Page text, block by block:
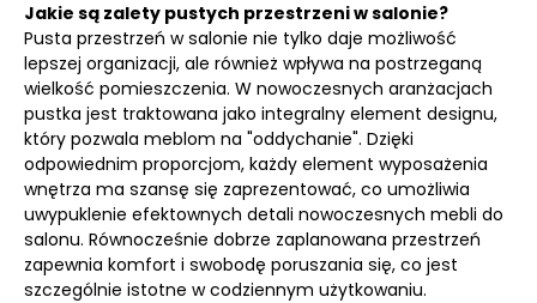
Jakie są zalety pustych przestrzeni w salonie?
Pusta przestrzeń w salonie nie tylko daje możliwość
lepszej organizacji, ale również wpływa na postrzeganą
wielkość pomieszczenia. W nowoczesnych aranżacjach
pustka jest traktowana jako integralny element designu,
który pozwala meblom na "oddychanie". Dzięki
odpowiednim proporcjom, każdy element wyposażenia
wnętrza ma szansę się zaprezentować, co umożliwia
uwypuklenie efektownych detali nowoczesnych mebli do
salonu. Równocześnie dobrze zaplanowana przestrzeń
zapewnia komfort i swobodę poruszania się, co jest
szczególnie istotne w codziennym użytkowaniu.